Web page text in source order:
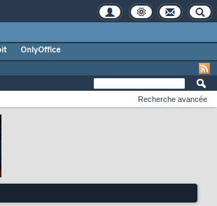
OnlyOffice
Recherche avancée